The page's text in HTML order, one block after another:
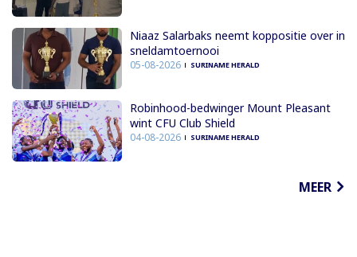
Niaaz Salarbaks neemt koppositie over in
sneldamtoernooi
05-08-2026 SURINAME HERALD
Robinhood-bedwinger Mount Pleasant
wint CFU Club Shield
04-08-2026 SURINAME HERALD
MEER